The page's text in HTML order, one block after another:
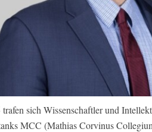
sich Wissenschaftler und
MCC (Mathias Corvinus